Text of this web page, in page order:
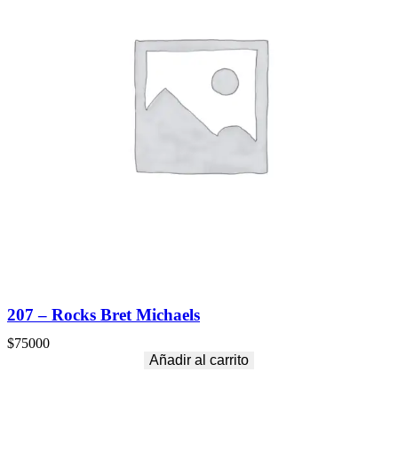
207 – Rocks Bret Michaels
$75000
Añadir al carrito